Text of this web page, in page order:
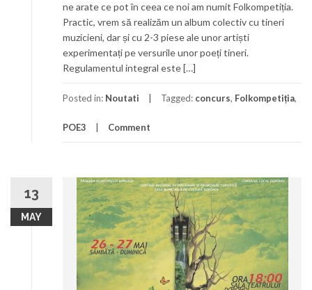
ne arate ce pot în ceea ce noi am numit Folkompetiția.
Practic, vrem să realizăm un album colectiv cu tineri
muzicieni, dar și cu 2-3 piese ale unor artiști
experimentați pe versurile unor poeți tineri.
Regulamentul integral este […]
Posted in: Noutati Tagged: concurs, Folkompetiția,
POE3 Comment
13
MAY